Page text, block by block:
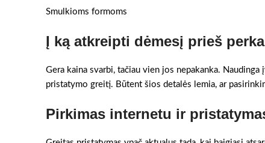
Smulkioms formoms
Į ką atkreipti dėmesį prieš
Gera kaina svarbi, tačiau vien jos nepakanka.
pristatymo greitį. Būtent šios detalės lemia, ar
Pirkimas internetu ir